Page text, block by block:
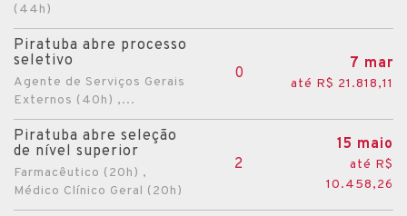
(44h)
Piratuba abre processo
seletivo
Agente de Serviços Gerais
Externos (40h) ,...
0
7 mar
até R$ 21.818,11
Piratuba abre seleção
de nível superior
Farmacêutico (20h) ,
Médico Clínico Geral (20h)
2
15 maio
até R$
10.458,26